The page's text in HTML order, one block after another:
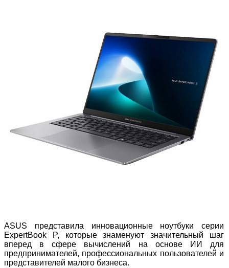
ASUS представила инновационные ноутбуки серии
ExpertBook P, которые знаменуют значительный шаг
вперед в сфере вычислений на основе ИИ для
предпринимателей, профессиональных пользователей и
представителей малого бизнеса.